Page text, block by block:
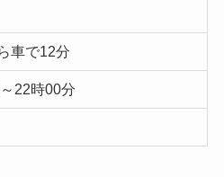
車で12分
22時00分